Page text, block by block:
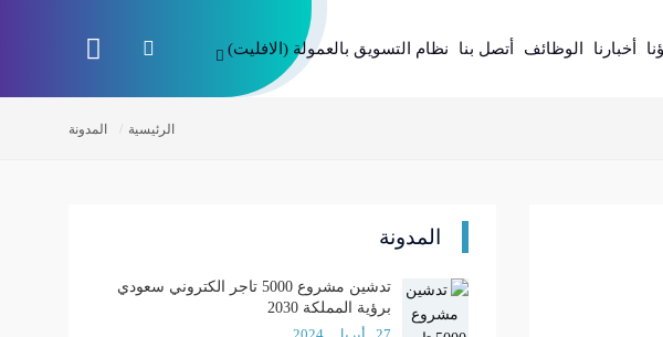
أخبارنا الوظائف أتصل بنا نظام التسويق بالعمولة (الافليت)
الرئيسية المدونة
المدونة
تدشين مشروع 5000 تاجر الكتروني سعودي
برؤية المملكة 2030